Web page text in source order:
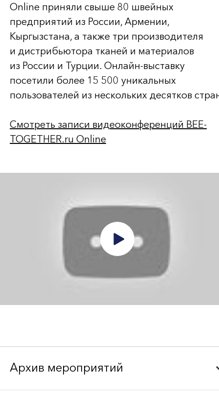
Online приняли свыше 80 швейных
предприятий из России, Армении,
Кыргызстана, а также три производителя
и дистрибьютора тканей и материалов
из России и Турции. Онлайн-выставку
посетили более 15 500 уникальных
пользователей из нескольких десятков
Смотреть записи видеоконференций BEE-
TOGETHER.ru Online
Архив мероприятий